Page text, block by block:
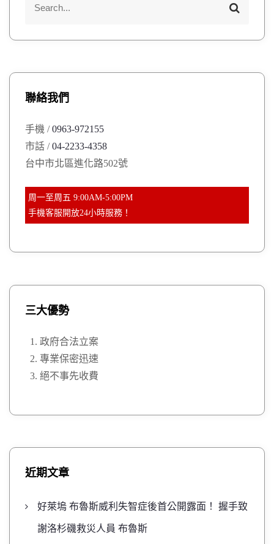
f
S
r
聯絡我們
手機 /0963-972155
市話 /04-2233-4358
台中市北區進化路502號
周一至周五 9:00AM-5:00PM
手機客服開放24小時服務！
三大優勢
政府合法立案
專業保密迅速
絕不事先收費
近期文章
好萊塢 布魯斯威利失智症後首公開露面！ 握手致
謝洛杉磯救災人員 布魯斯